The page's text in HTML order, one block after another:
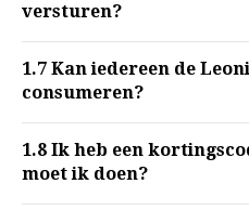
versturen?
1.7 Kan iedereen de
consumeren?
1.8 Ik heb een
moet ik doen?